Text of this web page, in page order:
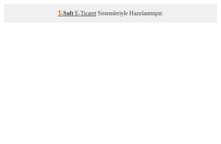
T-Soft E-Ticaret Sistemleriyle Hazırlanmıştır.